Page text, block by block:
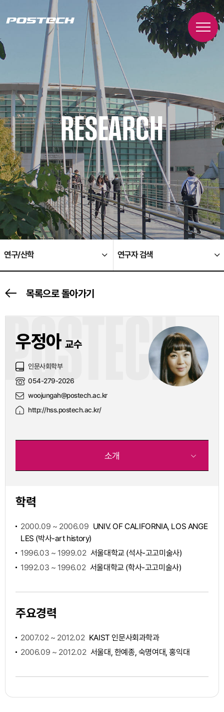
RESEARCH
연구/산학 연구자 검색
목록으로 돌아가기
POSTECH
우정아 교수
인문사회학부
054-279-2026
woojungah@postech.ac.kr
http://hss.postech.ac.kr/
소개
학력
2000.09 ~ 2006.09 UNIV. OF CALIFORNIA, LOS ANGE
LES (박사-art history)
1996.03 ~ 1999.02 서울대학교 (석사-고고미술사)
1992.03 ~ 1996.02 서울대학교 (학사-고고미술사)
주요경력
2007.02 ~ 2012.02 KAIST 인문사회과학과
2006.09 ~ 2012.02 서울대, 한예종, 숙명여대, 홍익대